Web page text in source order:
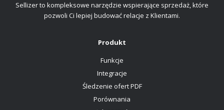
Sellizer to kompleksowe narzędzie wspierające sprzedaż, które
pozwoli Ci lepiej budować relacje z Klientami.
Produkt
Funkcje
Integracje
Śledzenie ofert PDF
Porównania